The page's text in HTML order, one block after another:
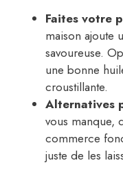
Faites votre
maison ajoute
savoureuse.
une bonne
croustillante.
Alternatives
vous manque,
commerce
juste de les